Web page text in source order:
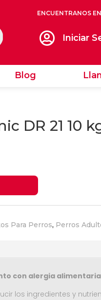
ENCUENTRANOS
 Iniciar
Blog
Llamar ✆
DR 21 10
Para Perros, Perros
con alergia alimentaria
los ingredientes y